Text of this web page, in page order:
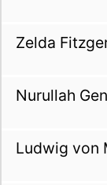
Zelda
Nurullah
Ludwig von